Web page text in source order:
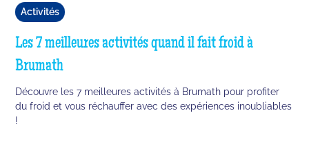
Activités
Les 7 meilleures activités quand il fait froid à
Brumath
Découvre les 7 meilleures activités à Brumath pour profiter
du froid et vous réchauffer avec des expériences inoubliables
!